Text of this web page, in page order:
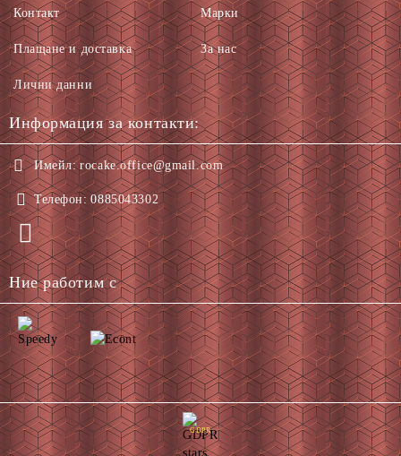
Контакт
Плащане и доставка
Лични данни
Марки
За нас
Информация за контакти:
Имейл: rocake.office@gmail.com
Телефон: 0885043302
Ние работим с
GDPR